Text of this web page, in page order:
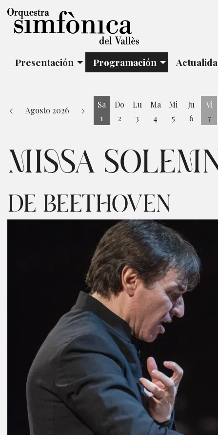
Presentación Programación
Agosto 2026
Sa
1
Do
2
Lu
3
Ma
4
Mi
5
Ju
6
Vi
7
MISSA
DE BEETHOVEN